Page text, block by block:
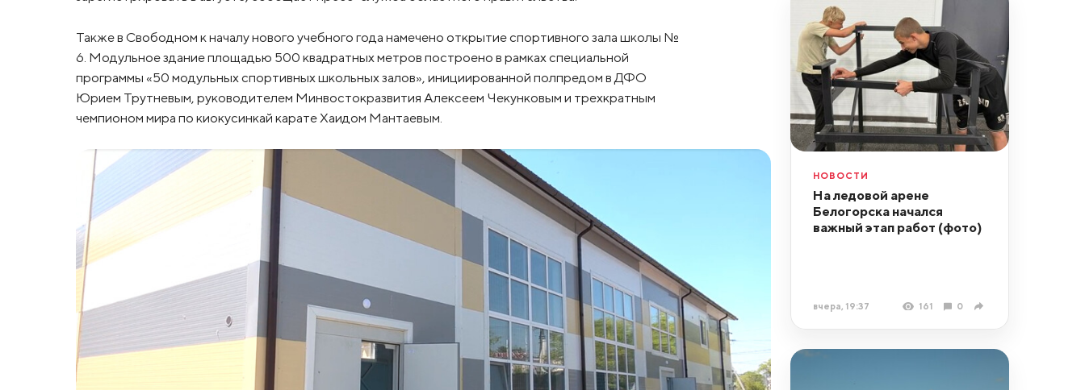
Также в Свободном к началу нового учебного года намечено открытие спортивного зала школы №
6. Модульное здание площадью 500 квадратных метров построено в рамках специальной
программы «50 модульных спортивных школьных залов», инициированной полпредом в ДФО
Юрием Трутневым, руководителем Минвостокразвития Алексеем Чекунковым и трехкратным
чемпионом мира по киокусинкай карате Хаидом Мантаевым.
НОВОСТИ
На ледовой арене
Белогорска начался
важный этап работ (фото)
вчера, 19:37 161 0